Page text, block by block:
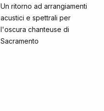
Un ritorno ad arrangiamenti
acustici e spettrali per
l'oscura chanteuse di
Sacramento